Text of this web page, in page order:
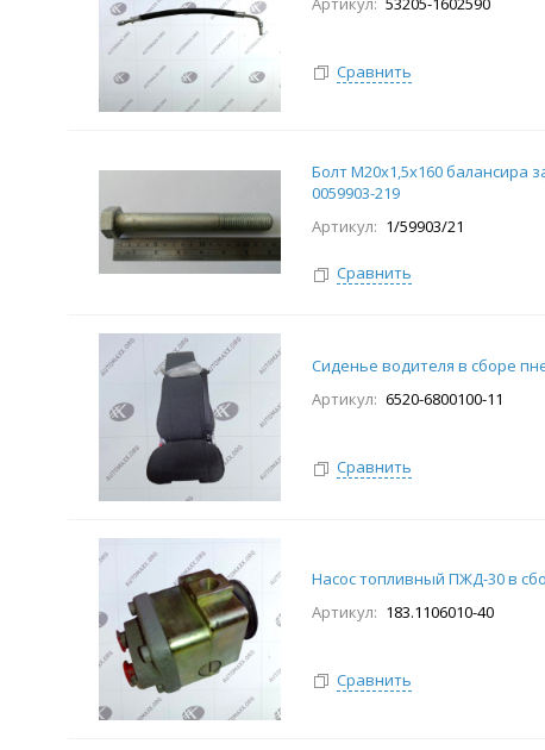
Сравнить
Болт М20х1,5х160 балансира
0059903-219
Артикул: 1/59903/21
Сравнить
Сиденье водителя в сборе
Артикул: 6520-6800100-11
Сравнить
Насос топливный ПЖД-30 в
Артикул: 183.1106010-40
Сравнить